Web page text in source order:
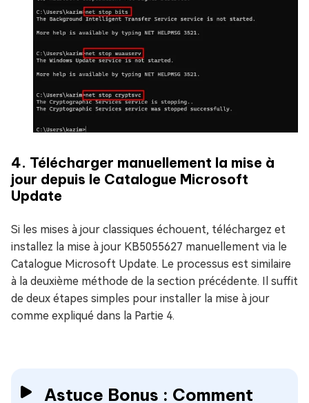
4. Télécharger manuellement la mise à
jour depuis le Catalogue Microsoft
Update
Si les mises à jour classiques échouent, téléchargez et
installez la mise à jour KB5055627 manuellement via le
Catalogue Microsoft Update. Le processus est similaire
à la deuxième méthode de la section précédente. Il suffit
de deux étapes simples pour installer la mise à jour
comme expliqué dans la Partie 4.
Astuce Bonus : Comment